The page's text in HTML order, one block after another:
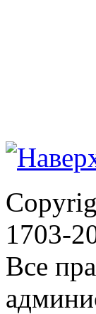
1703-
Все